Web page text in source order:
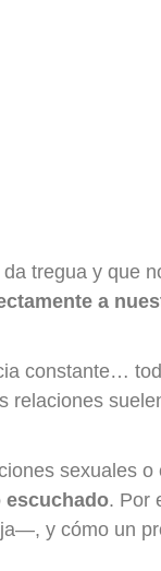
tregua y que
a
constante…
relaciones
sexuales o
escuchado. Por
y cómo un